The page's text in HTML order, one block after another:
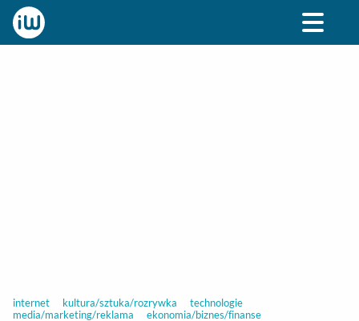
internet kultura/sztuka/rozrywka
technologie
media/marketing/reklama
ekonomia/biznes/finanse